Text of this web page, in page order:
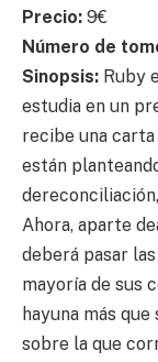
Precio: 9€
Número de
Sinopsis: Ruby
estudia en un
recibe una
están
Ahora, aparte
deberá pasar
mayoría de sus
hayuna más
sobre la que